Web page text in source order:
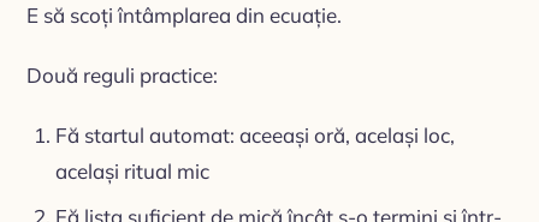
E să scoți întâmplarea din ecuație.
Două reguli practice:
Fă startul automat: aceeași oră, același loc,
același ritual mic
Fă lista suficient de mică încât s-o termini și într-